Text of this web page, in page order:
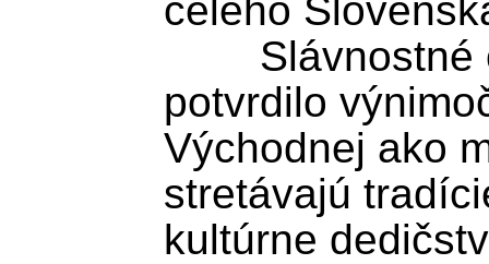
celého
potvrdilo
Východnej ako
stretávajú
kultúrne